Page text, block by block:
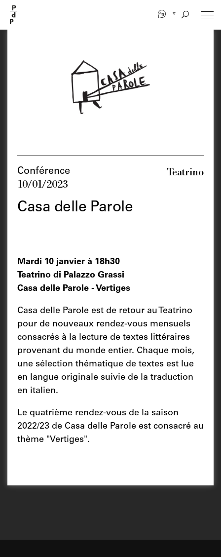
contenu
principal
Conférence
10/01/2023
Teatrino
Casa delle Parole
Mardi 10 janvier à 18h30
Teatrino di Palazzo Grassi
Casa delle Parole - Vertiges
Casa delle Parole est de retour au Teatrino
pour de nouveaux rendez-vous mensuels
consacrés à la lecture de textes littéraires
provenant du monde entier. Chaque mois,
une sélection thématique de textes est lue
en langue originale suivie de la traduction
en italien.
Le quatrième rendez-vous de la saison
2022/23 de Casa delle Parole est consacré au
thème "Vertiges".